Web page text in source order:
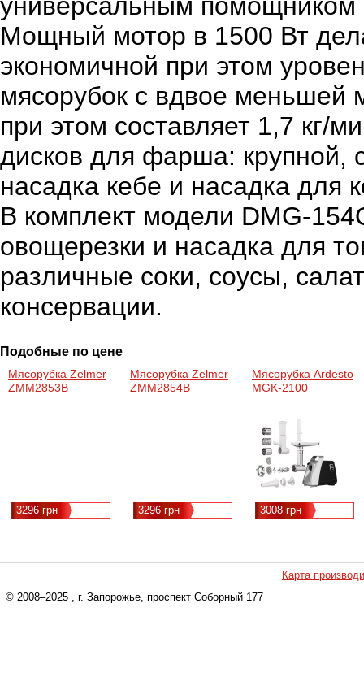
Мощный мотор в 1500 Вт
экономичной при этом
мясорубок с вдвое меньшей
при этом составляет 1,7 кг/
дисков для фарша: крупной,
насадка кебе и насадка для
В комплект модели DMG-
овощерезки и насадка для
различные соки, соусы,
консервации.
Подобные по цене
Мясорубка Zelmer
ZMM2853B
3296 грн
Мясорубка Zelmer
ZMM2854B
3296 грн
Мясорубка Ardesto
MGK-2100
3008 грн
Карта
© 2008–2025 , г. Запорожье, проспект Соборный 177